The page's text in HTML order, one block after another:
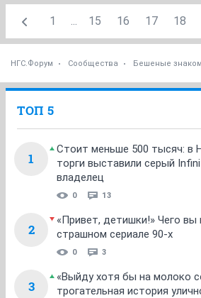
1 ... 15 16 17 18
НГС.Форум Сообщества Бешеные
ТОП 5
1
Стоит меньше 500 тысяч: в
торги выставили серый
владелец
0 13
2
«Привет, детишки!» Чего вы
страшном сериале 90-х
0 3
3
«Выйду хотя бы на молоко
трогательная история